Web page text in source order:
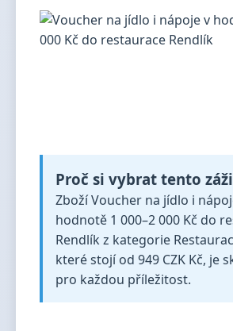
Proč si vybrat tento
Zboží Voucher na jídlo i
hodnotě 1 000–2 000 Kč do
Rendlík z kategorie
které stojí od 949 CZK Kč, je
pro každou příležitost.